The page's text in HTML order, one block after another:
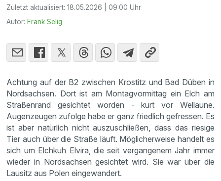
Zuletzt aktualisiert:18.05.2026 | 09:00 Uhr
Autor: Frank Selig
Achtung auf der B2 zwischen Krostitz und Bad Düben in
Nordsachsen. Dort ist am Montagvormittag ein Elch am
Straßenrand gesichtet worden - kurt vor Wellaune.
Augenzeugen zufolge habe er ganz friedlich gefressen. Es
ist aber natürlich nicht auszuschließen, dass das riesige
Tier auch über die Straße läuft. Möglicherweise handelt es
sich um Elchkuh Elvira, die seit vergangenem Jahr immer
wieder in Nordsachsen gesichtet wird. Sie war über die
Lausitz aus Polen eingewandert.